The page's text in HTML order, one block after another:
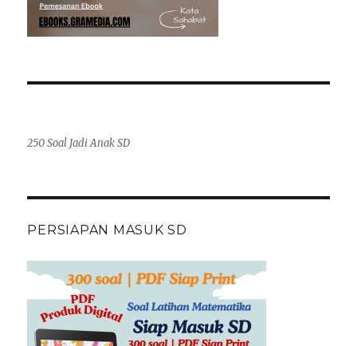
250 Soal Jadi Anak SD
PERSIAPAN MASUK SD